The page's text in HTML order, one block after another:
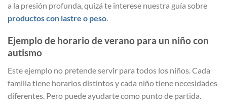
a la presión profunda, quizá te interese nuestra guía sobre
productos con lastre o peso
Ejemplo de horario de verano para un niño con
autismo
Este ejemplo no pretende servir para todos los niños. Cada
familia tiene horarios distintos y cada niño tiene necesidades
diferentes. Pero puede ayudarte como punto de partida.